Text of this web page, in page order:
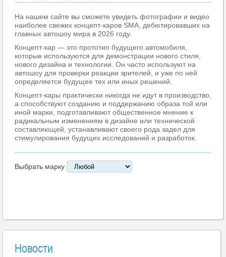
На нашем сайте вы сможете увидеть фотографии и видео
наиболее свежих концепт-каров SMA, дебютировавших на
главных автошоу мира в 2026 году.
Концепт-кар — это прототип будущего автомобиля,
которые используются для демонстрации нового стиля,
нового дизайна и технологии. Он часто используют на
автошоу для проверки реакции зрителей, и уже по ней
определяется будущее тех или иных решений.
Концепт-кары практически никогда не идут в производство,
а способствуют созданию и поддержанию образа той или
иной марки, подготавливают общественное мнение к
радикальным изменениям в дизайне или технической
составляющей, устанавливают своего рода задел для
стимулирования будущих исследований и разработок.
Выбрать марку
Новости